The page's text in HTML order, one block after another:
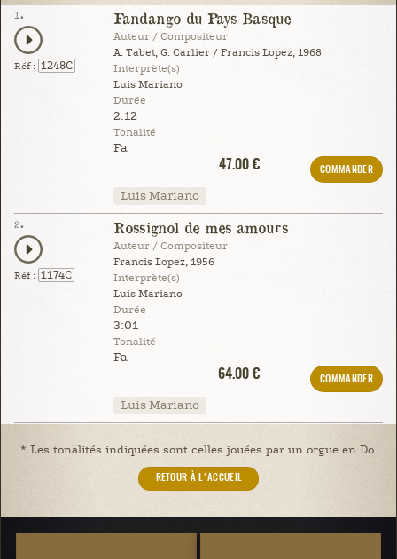
1.
Réf : 1248C
Fandango du Pays Basque
Auteur / Compositeur
A. Tabet, G. Carlier / Francis Lopez, 1968
Interprète(s)
Luis Mariano
Durée
2:12
Tonalité
Fa
47.00 €
COMMANDER
Luis Mariano
2.
Réf : 1174C
Rossignol de mes amours
Auteur / Compositeur
Francis Lopez, 1956
Interprète(s)
Luis Mariano
Durée
3:01
Tonalité
Fa
64.00 €
COMMANDER
Luis Mariano
* Les tonalités indiquées sont celles jouées par un orgue en Do.
RETOUR À L'ACCUEIL